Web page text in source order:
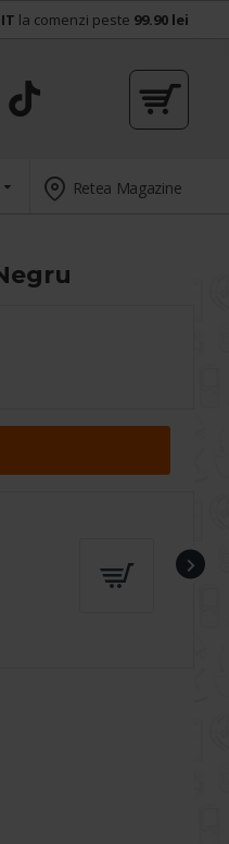
la comenzi peste 99.90 lei
Retea Magazine